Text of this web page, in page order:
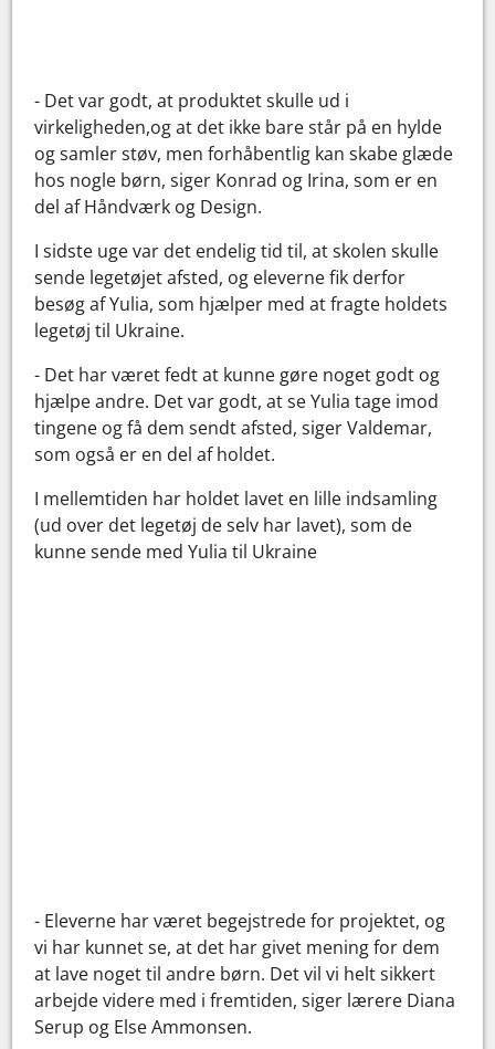
- Det var godt, at produktet skulle ud i
virkeligheden,og at det ikke bare står på en hylde
og samler støv, men forhåbentlig kan skabe glæde
hos nogle børn, siger Konrad og Irina, som er en
del af Håndværk og Design.
I sidste uge var det endelig tid til, at skolen skulle
sende legetøjet afsted, og eleverne fik derfor
besøg af Yulia, som hjælper med at fragte holdets
legetøj til Ukraine.
- Det har været fedt at kunne gøre noget godt og
hjælpe andre. Det var godt, at se Yulia tage imod
tingene og få dem sendt afsted, siger Valdemar,
som også er en del af holdet.
I mellemtiden har holdet lavet en lille indsamling
(ud over det legetøj de selv har lavet), som de
kunne sende med Yulia til Ukraine
- Eleverne har været begejstrede for projektet, og
vi har kunnet se, at det har givet mening for dem
at lave noget til andre børn. Det vil vi helt sikkert
arbejde videre med i fremtiden, siger lærere Diana
Serup og Else Ammonsen.